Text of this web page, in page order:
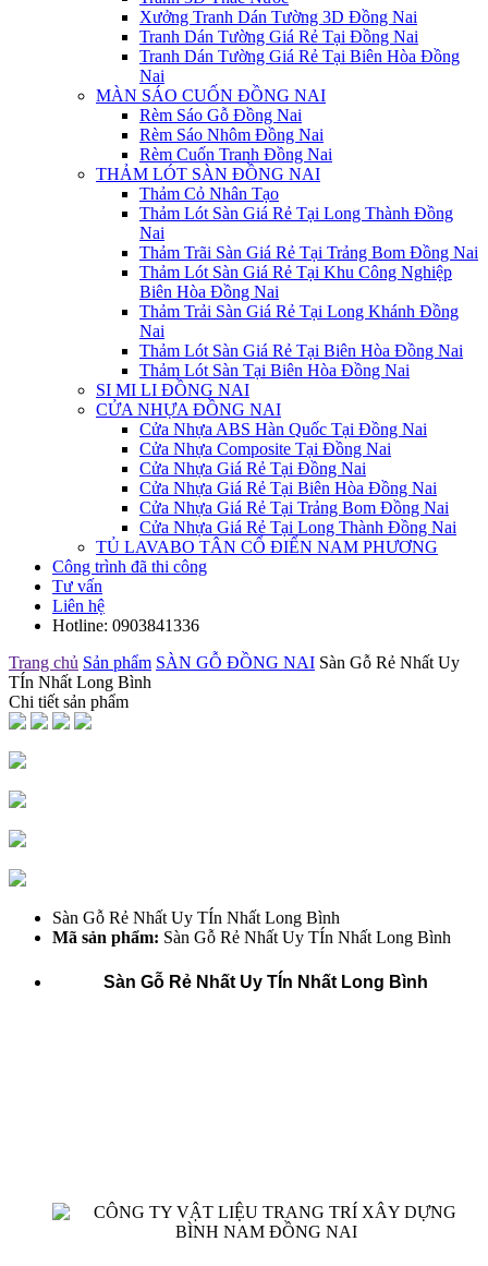
Xưởng Tranh Dán Tường 3D Đồng Nai
Tranh Dán Tường Giá Rẻ Tại Đồng Nai
Tranh Dán Tường Giá Rẻ Tại Biên Hòa Đồng
Nai
MÀN SÁO CUỐN ĐỒNG NAI
Rèm Sáo Gỗ Đồng Nai
Rèm Sáo Nhôm Đồng Nai
Rèm Cuốn Tranh Đồng Nai
THẢM LÓT SÀN ĐỒNG NAI
Thảm Cỏ Nhân Tạo
Thảm Lót Sàn Giá Rẻ Tại Long Thành Đồng
Nai
Thảm Trãi Sàn Giá Rẻ Tại Trảng Bom Đồng Nai
Thảm Lót Sàn Giá Rẻ Tại Khu Công Nghiệp
Biên Hòa Đồng Nai
Thảm Trải Sàn Giá Rẻ Tại Long Khánh Đồng
Nai
Thảm Lót Sàn Giá Rẻ Tại Biên Hòa Đồng Nai
Thảm Lót Sàn Tại Biên Hòa Đồng Nai
SI MI LI ĐỒNG NAI
CỬA NHỰA ĐỒNG NAI
Cửa Nhựa ABS Hàn Quốc Tại Đồng Nai
Cửa Nhựa Composite Tại Đồng Nai
Cửa Nhựa Giá Rẻ Tại Đồng Nai
Cửa Nhựa Giá Rẻ Tại Biên Hòa Đồng Nai
Cửa Nhựa Giá Rẻ Tại Trảng Bom Đồng Nai
Cửa Nhựa Giá Rẻ Tại Long Thành Đồng Nai
TỦ LAVABO TÂN CỔ ĐIỂN NAM PHƯƠNG
Công trình đã thi công
Tư vấn
Liên hệ
Hotline: 0903841336
Trang chủ Sản phẩm SÀN GỖ ĐỒNG NAI Sàn Gỗ Rẻ Nhất Uy
TÍn Nhất Long Bình
Chi tiết sản phẩm
Sàn Gỗ Rẻ Nhất Uy TÍn Nhất Long Bình
Mã sản phẩm: Sàn Gỗ Rẻ Nhất Uy TÍn Nhất Long Bình
Sàn Gỗ Rẻ Nhất Uy TÍn Nhất Long Bình